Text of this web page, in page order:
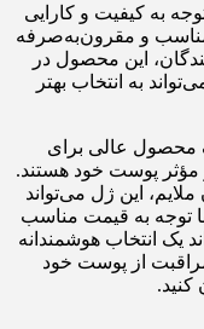
به کیفیت و کارایی
مناسب و مقرون‌به‌صرفه
این محصول در
به انتخاب بهتر
عالی برای
مؤثر پوست خود هستند.
این ژل می‌تواند
توجه به قیمت مناسب
یک انتخاب هوشمندانه
از پوست خود